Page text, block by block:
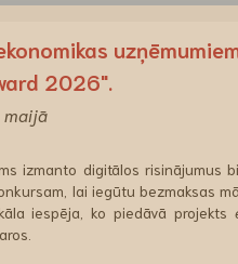
2026".
maijā
izmanto digitālos risinājumus
lai iegūtu bezmaksas
iespēja, ko piedāvā projekts